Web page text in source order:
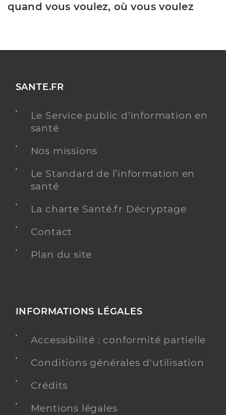
quand vous voulez, où vous voulez
SANTE.FR
Le Service public d'information en
santé
Nos missions
Le Standard de l’information en
santé
La charte Santé.fr Décryptage
Contact
Plan du site
INFORMATIONS LÉGALES
Accessibilité : conformité partielle
Conditions générales d'utilisation
Crédits
Mentions légales